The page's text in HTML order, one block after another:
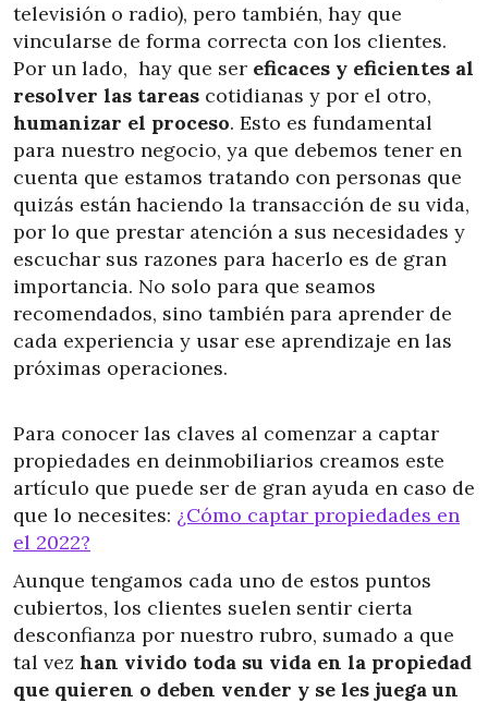
televisión o radio), pero también, hay que
vincularse de forma correcta con los clientes.
Por un lado, hay que ser eficaces y eficientes al
resolver las tareas cotidianas y por el otro,
humanizar el proceso. Esto es fundamental
para nuestro negocio, ya que debemos tener en
cuenta que estamos tratando con personas que
quizás están haciendo la transacción de su vida,
por lo que prestar atención a sus necesidades y
escuchar sus razones para hacerlo es de gran
importancia. No solo para que seamos
recomendados, sino también para aprender de
cada experiencia y usar ese aprendizaje en las
próximas operaciones.
Para conocer las claves al comenzar a captar
propiedades en deinmobiliarios creamos este
artículo que puede ser de gran ayuda en caso de
que lo necesites: ¿Cómo captar propiedades en
el 2022?
Aunque tengamos cada uno de estos puntos
cubiertos, los clientes suelen sentir cierta
desconfianza por nuestro rubro, sumado a que
tal vez han vivido toda su vida en la propiedad
que quieren o deben vender y se les juega un